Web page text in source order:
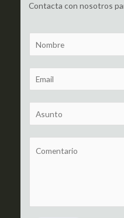
Contacta con nosotros
a
m
m
a
u
b